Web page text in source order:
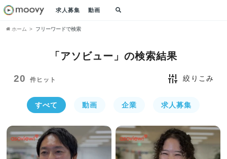
求人募集 動画
ホーム フリーワードで検索
「アソビュー」の検索結果
20 件ヒット 絞りこみ
すべて 動画 企業 求人募集